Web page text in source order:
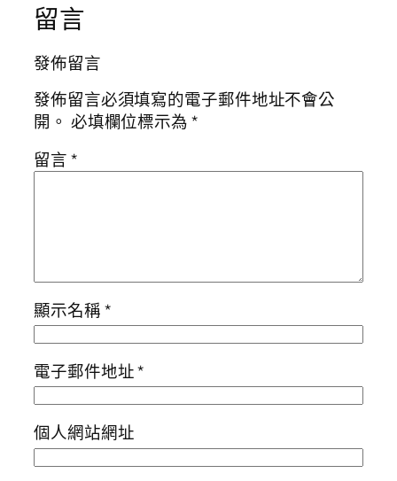
留言
發佈留言
發佈留言必須填寫的電子郵件地址不會公
開。 必填欄位標示為*
留言*
顯示名稱*
電子郵件地址*
個人網站網址